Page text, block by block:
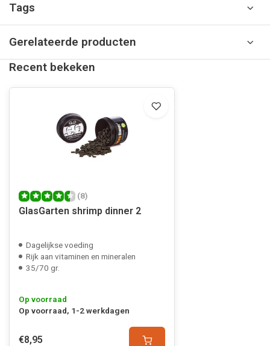
Tags
Gerelateerde producten
Recent bekeken
(8)
GlasGarten shrimp dinner 2
Dagelijkse voeding
Rijk aan vitaminen en mineralen
35/70 gr.
Op voorraad
Op voorraad, 1-2 werkdagen
€8,95